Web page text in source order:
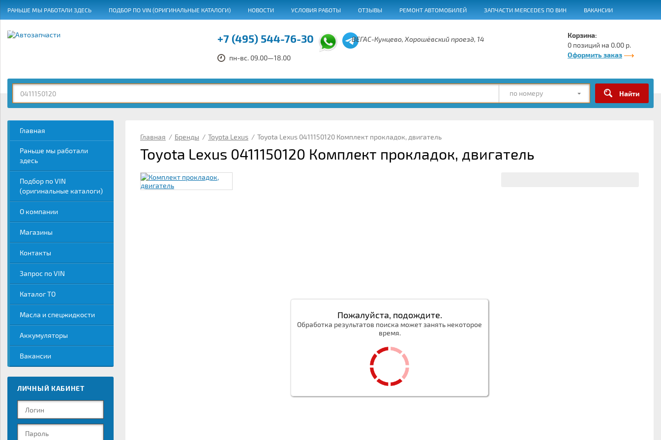
РАНЬШЕ МЫ РАБОТАЛИ ЗДЕСЬ ПОДБОР ПО VIN (ОРИГИНАЛЬНЫЕ КАТАЛОГИ) НОВОСТИ УСЛОВИЯ РАБОТЫ ОТЗЫВЫ РЕМОНТ АВТОМОБИЛЕЙ ЗАПЧАСТИ MERCEDES ПО ВИН ВАКАНСИИ
ГРАФИК РАБОТЫ
+7 (495) 544-76-30
пн-вс. 09.00—18.00
ВЕГАС-Кунцево, Хорошёвский проезд, 14
Корзина:
0 позиций на 0.00 р.
Оформить заказ
по номеру
Главная / Бренды / Toyota Lexus / Toyota Lexus 0411150120 Комплект прокладок, двигатель
Toyota Lexus 0411150120 Комплект прокладок, двигатель
Пожалуйста, подождите.
Обработка результатов поиска может занять некоторое
время.
Главная
Раньше мы работали
здесь
Подбор по VIN
(оригинальные каталоги)
О компании
Магазины
Контакты
Запрос по VIN
Каталог ТО
Масла и спецжидкости
Аккумуляторы
Вакансии
ЛИЧНЫЙ КАБИНЕТ